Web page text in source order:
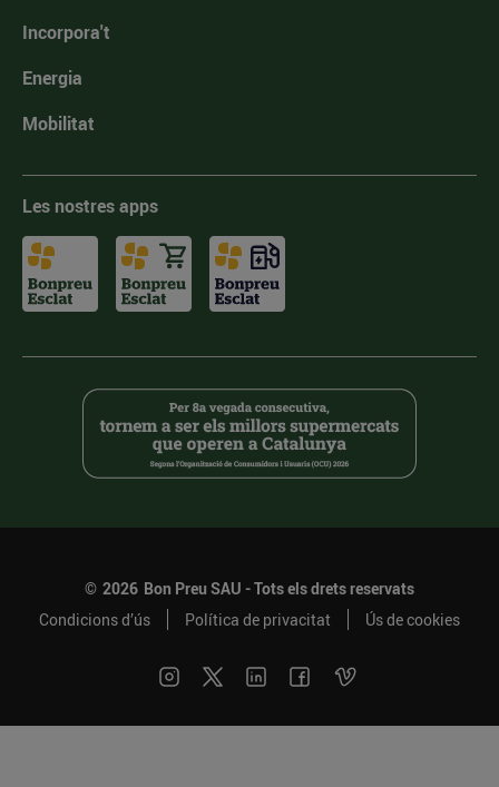
Incorpora't
Energia
Mobilitat
Les nostres apps
© 2026 Bon Preu SAU - Tots els drets reservats
Condicions d’ús
Política de privacitat Ús de cookies